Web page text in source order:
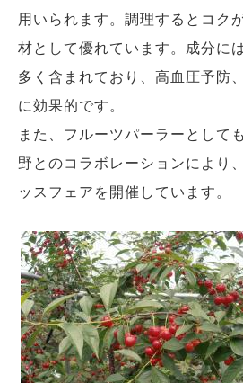
用いられます。調理するとコク
材として優れています。成分に
多く含まれており、高血圧予防
に効果的です。
また、フルーツパーラーとして
野とのコラボレーションにより
ッスフェアを開催しています。